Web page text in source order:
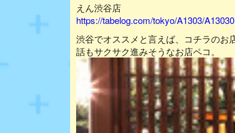
えん渋谷店
https://tabelog.com/tokyo/A1303/
渋谷でオススメと言えば、コチラのお
話もサクサク進みそうなお店ペコ。